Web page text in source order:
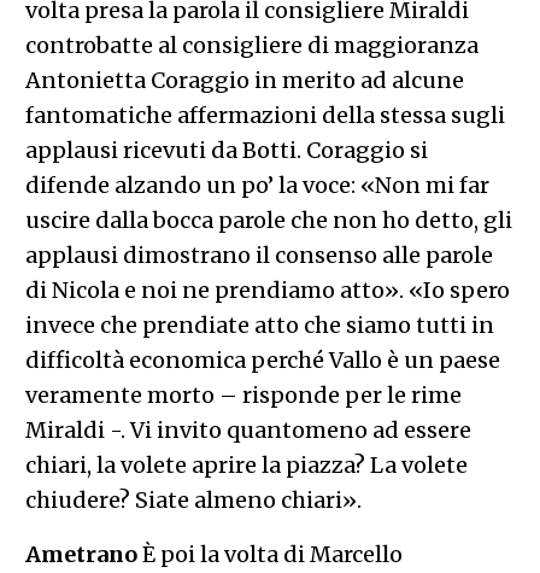
volta presa la parola il consigliere Miraldi
controbatte al consigliere di maggioranza
Antonietta Coraggio in merito ad alcune
fantomatiche affermazioni della stessa sugli
applausi ricevuti da Botti. Coraggio si
difende alzando un po’ la voce: «Non mi far
uscire dalla bocca parole che non ho detto, gli
applausi dimostrano il consenso alle parole
di Nicola e noi ne prendiamo atto». «Io spero
invece che prendiate atto che siamo tutti in
difficoltà economica perché Vallo è un paese
veramente morto – risponde per le rime
Miraldi -. Vi invito quantomeno ad essere
chiari, la volete aprire la piazza? La volete
chiudere? Siate almeno chiari».
AmetranoÈ poi la volta di Marcello